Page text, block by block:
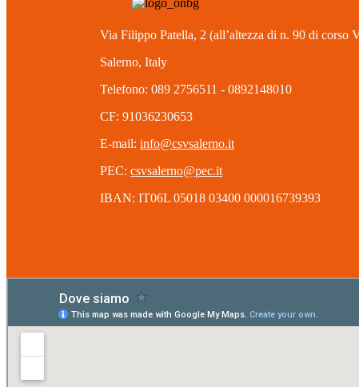
Via Filippo Patella, 2 (all’altezza di n. 90 di corso
Salerno, Italy
Telefono: 089 2756511 - 0892148010
CF: 91036230653
E-mail: info@csvsalerno.it
PEC: csvsalerno@pec.it
IBAN: IT06L 05018 03400 000016739393